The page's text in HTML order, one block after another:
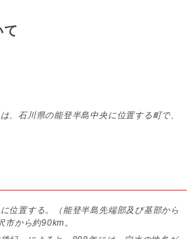
て
、石川県の能登半島中央に位置する町で、
位置する。（能登半島先端部及び基部から
から約90km。